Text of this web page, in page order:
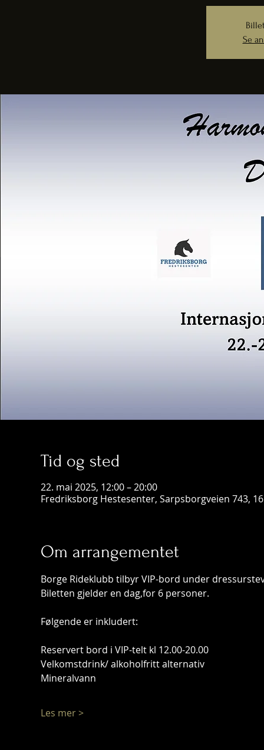
Se
Tid og sted
22. mai 2025, 12:00 – 20:00
Fredriksborg Hestesenter, Sarpsborgveien 743,
Om arrangementet
Borge Rideklubb tilbyr VIP-bord under
Biletten gjelder en dag,for 6 personer.
Følgende er inkludert:
Reservert bord i VIP-telt kl 12.00-20.00
Velkomstdrink/ alkoholfritt alternativ
Mineralvann
Les mer >